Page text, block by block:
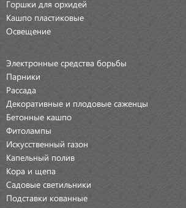
Горшки для орхидей
Кашпо пластиковые
Освещение
Электронные средства борьбы
Парники
Рассада
Декоративные и плодовые саженцы
Бетонные кашпо
Фитолампы
Искусственный газон
Капельный полив
Кора и щепа
Садовые светильники
Подставки кованные